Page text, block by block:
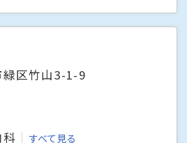
区竹山3-1-9
すべて見る